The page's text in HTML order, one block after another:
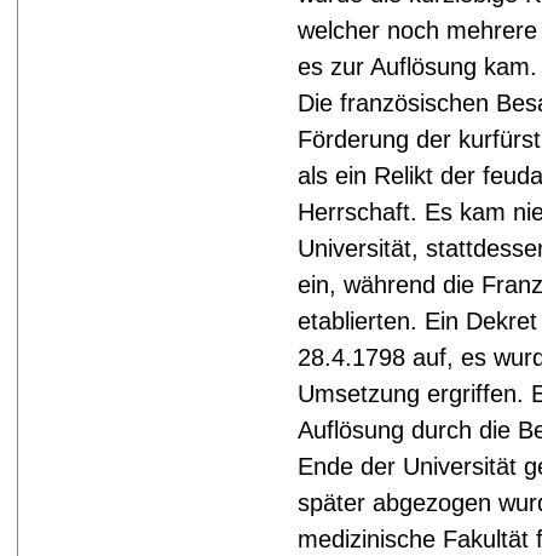
welcher noch
es zur Auflösung kam.
Die französischen
Förderung der
als ein Relikt der
Herrschaft. Es kam
Universität,
ein, während die
etablierten. Ein
28.4.1798 auf, es
Umsetzung ergriffen.
Auflösung durch die
Ende der Universität
später abgezogen
medizinische Fakultät